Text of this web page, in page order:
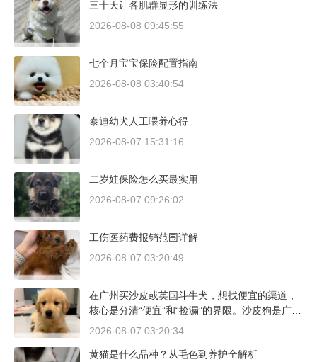
三十天让各肌群显形的训练法
2026-08-08 09:45:55
七个月宝宝保险配置指南
2026-08-08 03:40:54
泰迪幼犬人工喂养心得
2026-08-07 15:31:16
二岁娃保险怎么买最实用
2026-08-07 09:26:02
工伤医药费报销范围详解
2026-08-07 03:20:49
在广州买沙皮或英国斗牛犬，想找便宜的渠道，
核心是分清“便宜”和“捡漏”的界限。沙皮狗是广东
本地犬种，价格比北方城市有优势；英国斗牛犬
方和真实价格区间。
2026-08-07 03:20:34
黄猫是什么品种？从毛色到养护全解析